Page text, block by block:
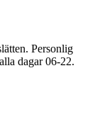
Personlig
dagar 06-22.